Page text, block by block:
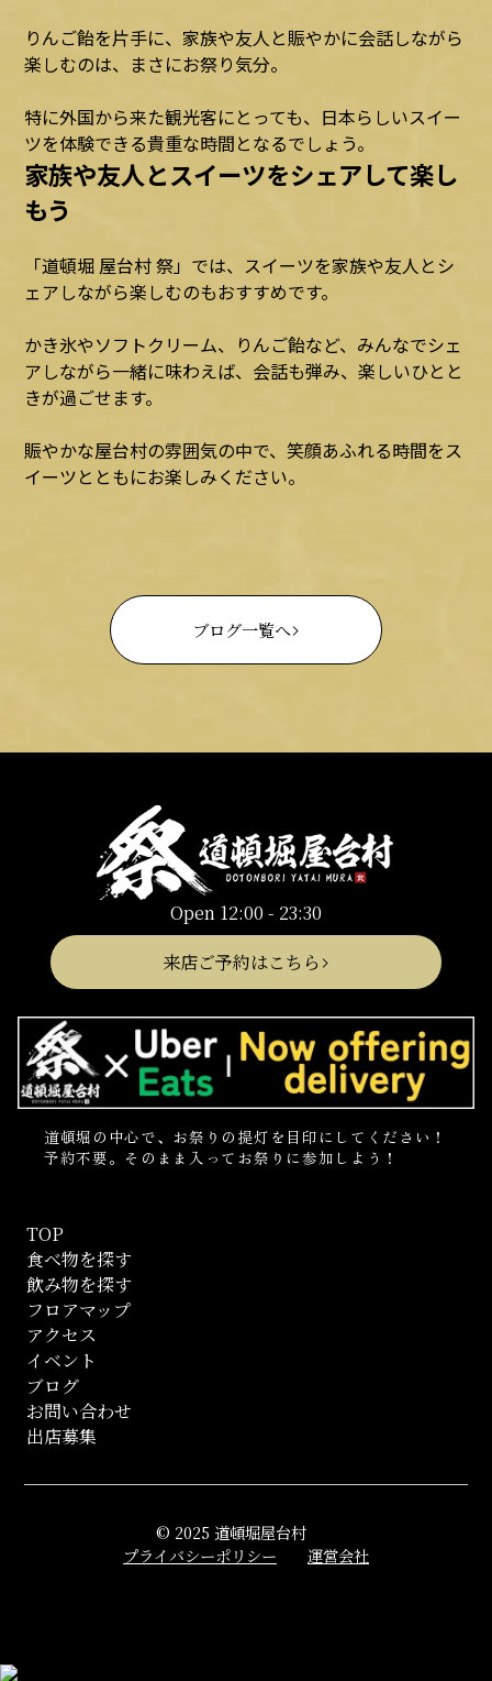
りんご飴を片手に、家族や友人と賑やかに会話しながら
楽しむのは、まさにお祭り気分。
特に外国から来た観光客にとっても、日本らしいスイー
ツを体験できる貴重な時間となるでしょう。
家族や友人とスイーツをシェアして楽し
もう
「道頓堀 屋台村 祭」では、スイーツを家族や友人とシ
ェアしながら楽しむのもおすすめです。
かき氷やソフトクリーム、りんご飴など、みんなでシェ
アしながら一緒に味わえば、会話も弾み、楽しいひとと
きが過ごせます。
賑やかな屋台村の雰囲気の中で、笑顔あふれる時間をス
イーツとともにお楽しみください。
ブログ一覧へ
Open 12:00 - 23:30
来店ご予約はこちら
道頓堀の中心で、お祭りの提灯を目印にしてください！
予約不要。そのまま入ってお祭りに参加しよう！
TOP
食べ物を探す
飲み物を探す
フロアマップ
アクセス
イベント
ブログ
お問い合わせ
出店募集
© 2025 道頓堀屋台村
プライバシーポリシー
運営会社